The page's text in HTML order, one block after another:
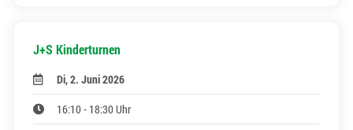
J+S Kinderturnen
Di, 2. Juni 2026
16:10 - 18:30 Uhr